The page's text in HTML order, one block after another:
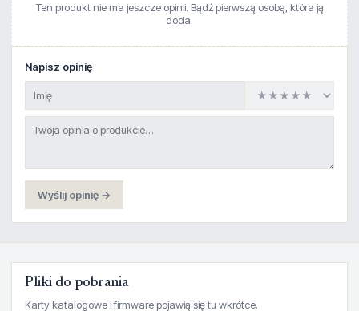
Ten produkt nie ma jeszcze opinii. Bądź pierwszą osobą, która ją
doda.
Napisz opinię
Wyślij opinię →
Pliki do pobrania
Karty katalogowe i firmware pojawią się tu wkrótce.